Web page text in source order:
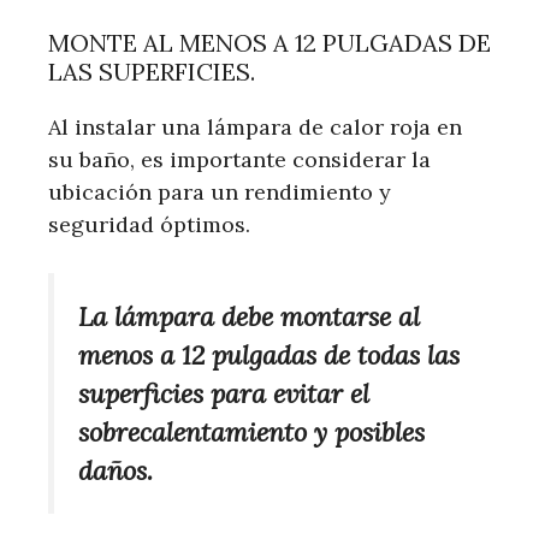
MONTE AL MENOS A 12 PULGADAS DE
LAS SUPERFICIES.
Al instalar una lámpara de calor roja en
su baño, es importante considerar la
ubicación para un rendimiento y
seguridad óptimos.
La lámpara debe montarse al
menos a 12 pulgadas de todas las
superficies para evitar el
sobrecalentamiento y posibles
daños.